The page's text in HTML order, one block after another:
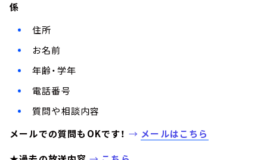
係
住所
お名前
年齢・学年
電話番号
質問や相談内容
メールでの質問もOKです！ → メールはこちら